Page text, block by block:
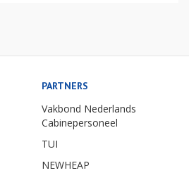
PARTNERS
Vakbond Nederlands
Cabinepersoneel
TUI
NEWHEAP